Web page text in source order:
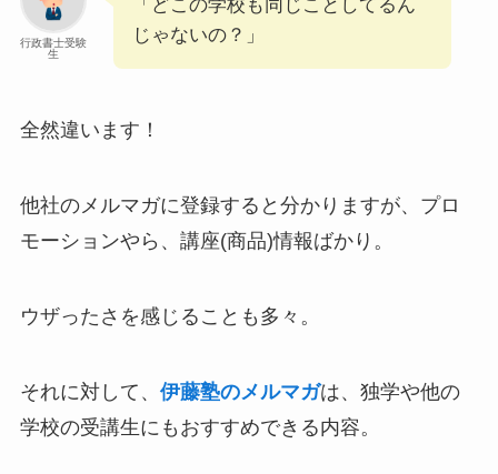
行政書士受験
生
「どこの学校も同じことしてるん
じゃないの？」
全然違います！
他社のメルマガに登録すると分かりますが、プロ
モーションやら、講座(商品)情報ばかり。
ウザったさを感じることも多々。
それに対して、 伊藤塾のメルマガは、独学や他の
学校の受講生にもおすすめできる内容。